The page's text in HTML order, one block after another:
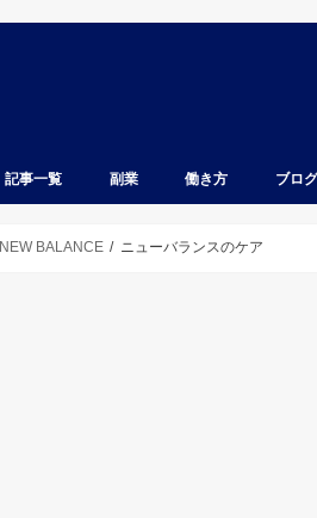
記事一覧 副業 働き方 ブロ
NEW BALANCE ニューバランスのケア